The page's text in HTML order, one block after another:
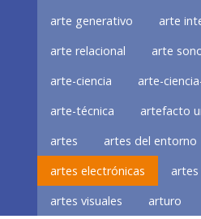
arte generativo
arte
arte relacional
arte
arte-ciencia
arte-
arte-técnica
artefacto
artes
artes del entorno
artes electrónicas
artes visuales
arturo